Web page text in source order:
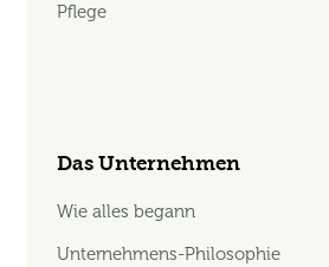
Pflege
Das Unternehmen
Wie alles begann
Unternehmens-Philosophie